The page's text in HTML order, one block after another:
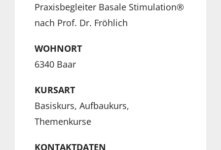
Praxisbegleiter Basale Stimulation®
nach Prof. Dr. Fröhlich
WOHNORT
6340 Baar
KURSART
Basiskurs, Aufbaukurs,
Themenkurse
KONTAKTDATEN